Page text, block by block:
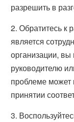
разрешить в
2. Обратитесь к
является
организации, вы
руководителю
проблеме может
принятии
3.